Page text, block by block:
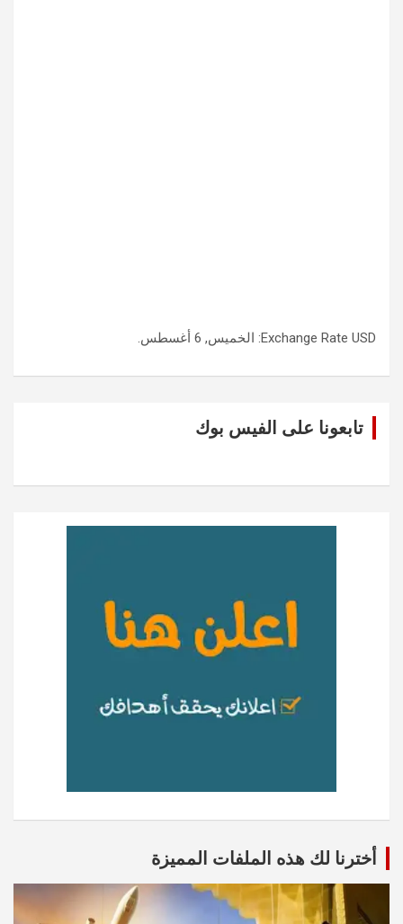
Exchange Rate USD : الخميس, 6 أغسطس.
تابعونا على الفيس بوك
أخترنا لك هذه الملفات المميزة